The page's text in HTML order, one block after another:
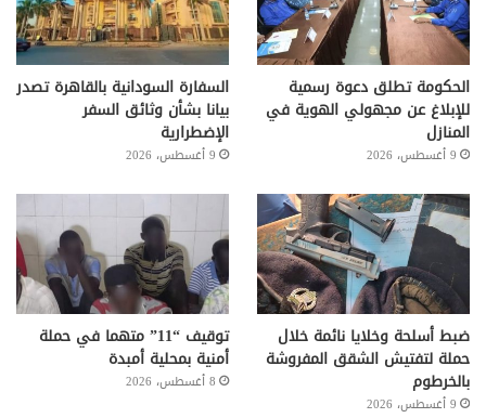
الحكومة تطلق دعوة رسمية
للإبلاغ عن مجهولي الهوية في
المنازل
9 أغسطس، 2026
السفارة السودانية بالقاهرة تصدر
بيانا بشأن وثائق السفر
الإضطرارية
9 أغسطس، 2026
ضبط أسلحة وخلايا نائمة خلال
حملة لتفتيش الشقق المفروشة
بالخرطوم
9 أغسطس، 2026
توقيف “11” متهما في حملة
أمنية بمحلية أمبدة
8 أغسطس، 2026